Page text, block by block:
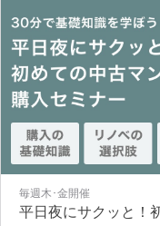
毎週木･金開催
平日夜にサクッと！